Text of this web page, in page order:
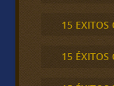
15 EXITOS
15 ÉXITOS